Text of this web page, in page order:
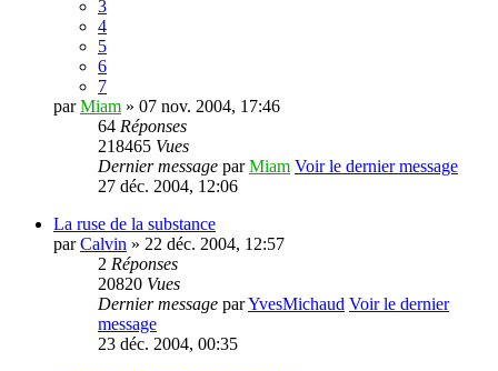
3
4
5
6
7
parMiam » 07 nov. 2004, 17:46
64 Réponses
218465 Vues
Dernier message parMiam Voir le dernier message
27 déc. 2004, 12:06
La ruse de la substance
parCalvin » 22 déc. 2004, 12:57
2 Réponses
20820 Vues
Dernier message parYvesMichaud Voir le dernier
message
23 déc. 2004, 00:35